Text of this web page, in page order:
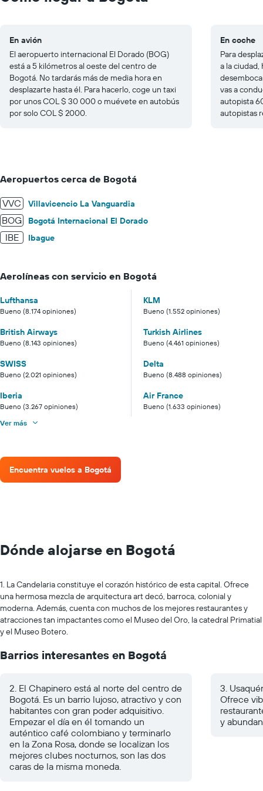
15.
En avión
El aeropuerto internacional El Dorado (BOG)
está a 5 kilómetros al oeste del centro de
Bogotá. No tardarás más de media hora en
desplazarte hasta él. Para hacerlo, coge un taxi
por unos COL $ 30 000 o muévete en autobús
por solo COL $ 2000.
En coche
Para
a la
vas a
autopista
autopistas
Aeropuertos cerca de Bogotá
VVC Villavicencio La Vanguardia
BOG Bogotá Internacional El Dorado
IBE Ibague
Aerolíneas con servicio en Bogotá
Lufthansa
Bueno (8.174 opiniones)
KLM
Bueno (1.552 opiniones)
British Airways
Bueno (8.143 opiniones)
Turkish Airlines
Bueno (4.461 opiniones)
SWISS
Bueno (2.021 opiniones)
Delta
Bueno (8.488 opiniones)
Iberia
Bueno (3.267 opiniones)
Air France
Bueno (1.633 opiniones)
Ver más
Encuentra vuelos a Bogotá
Dónde alojarse en Bogotá
1. La Candelaria constituye el corazón histórico de esta capital. Ofrece
una hermosa mezcla de arquitectura art decó, barroca, colonial y
moderna. Además, cuenta con muchos de los mejores restaurantes y
atracciones tan impactantes como el Museo del Oro, la catedral Primatial
y el Museo Botero.
Barrios interesantes en Bogotá
2. El Chapinero está al norte del centro de
Bogotá. Es un barrio lujoso, atractivo y con
habitantes con gran poder adquisitivo.
Empezar el día en él tomando un
auténtico café colombiano y terminarlo
en la Zona Rosa, donde se localizan los
mejores clubes nocturnos, son las dos
caras de la misma moneda.
3.
Ofrece
y